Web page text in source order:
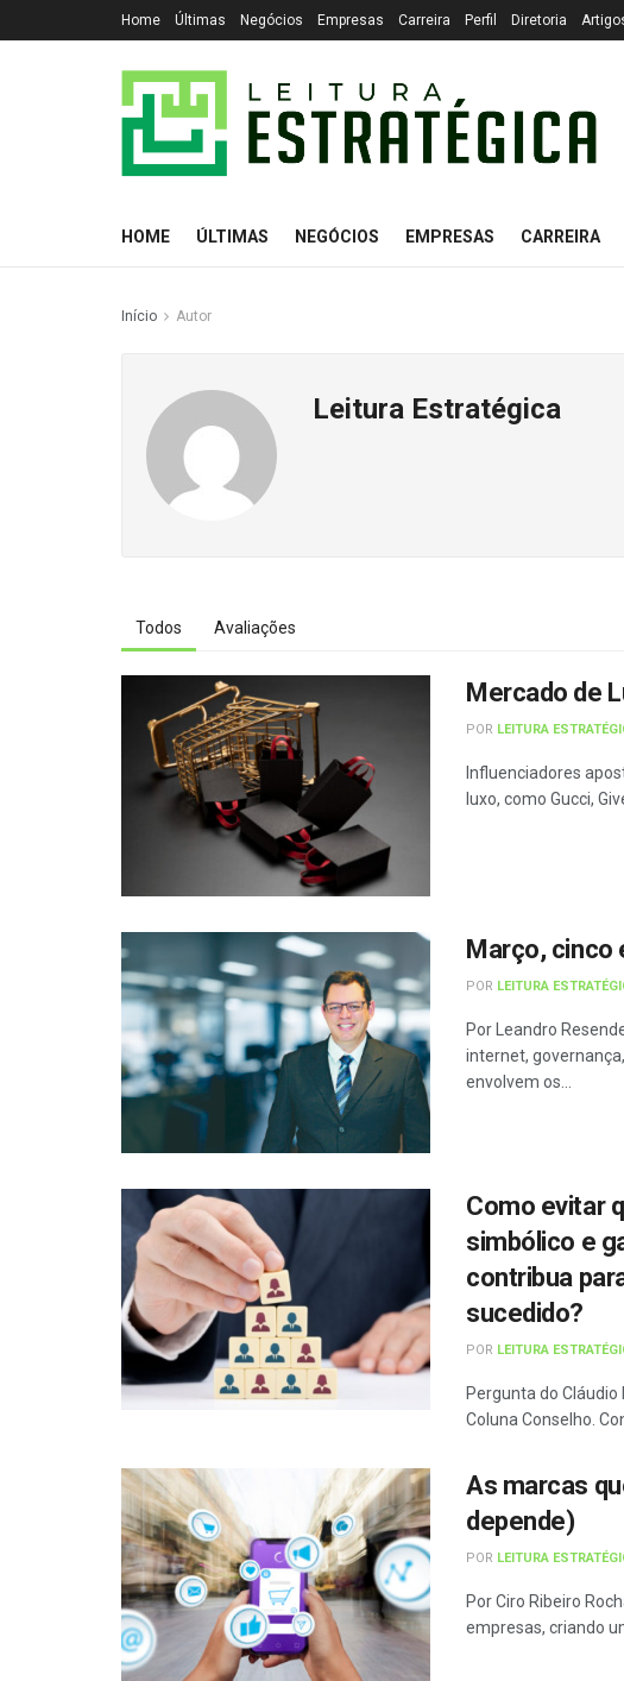
Home Últimas Negócios Empresas Carreira Perfil Diretoria
HOME ÚLTIMAS NEGÓCIOS EMPRESAS CARREIRA
Início Autor
Leitura Estratégica
Todos Avaliações
Mercado de
POR LEITURA
Influenciadores
luxo, como Gucci,
Março, cinco
POR LEITURA
Por Leandro
internet,
envolvem os...
Como evitar
simbólico e
contribua
sucedido?
POR LEITURA
Pergunta do
Coluna Conselho.
As marcas
depende)
POR LEITURA
Por Ciro Ribeiro
empresas, criando